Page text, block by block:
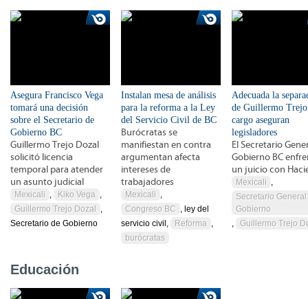
Asegura Francisco Vega
tomará una decisión
sobre el Secretario de
Gobierno BC
Guillermo Trejo Dozal
solicitó licencia
temporal para atender
un asunto judicial
Mexicali , Kiko Vega ,
Guillermo Trejo Dozal
,
Secretario de Gobierno
Instalan mesa de análisis
para la reforma a la Ley
del Servicio Civil de BC
Burócratas se
manifiestan en contra
argumentan afecta
intereses de
trabajadores
Mexicali ,
Congreso BC , ley del
servicio civil,
Reforma ,
burócratas
Adecuada la
de Guillermo Trejo
cargo aseguran
legisladores
El Secretario
Gobierno BC
un juicio con
Mexicali ,
Secretario
Gobierno
,
Guillermo Trejo
Educación